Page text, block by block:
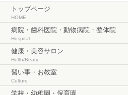
トップページ
HOME
病院・歯科医院・動物病院・整体院
Hospital
健康・美容サロン
Helth/Beaty
習い事・お教室
Culture
学校・幼稚園・保育園